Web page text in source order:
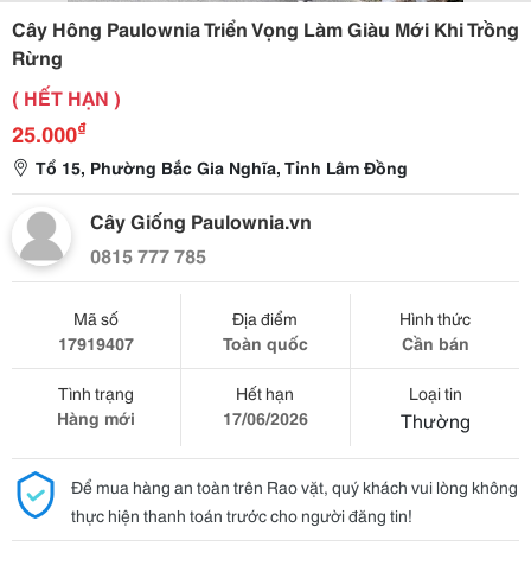
Cây Hông Paulownia Triển Vọng Làm Giàu Mới Khi Trồng
Rừng
( HẾT HẠN )
25.000₫
Tổ 15, Phường Bắc Gia Nghĩa, Tỉnh Lâm Đồng
Cây Giống Paulownia.vn
0815 777 785
Mã số
17919407
Địa điểm
Toàn quốc
Hình thức
Cần bán
Tình trạng
Hàng mới
Hết hạn
17/06/2026
Loại tin
Thường
Để mua hàng an toàn trên Rao vặt, quý khách vui lòng không
thực hiện thanh toán trước cho người đăng tin!